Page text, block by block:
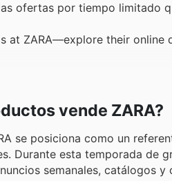
ofertas por tiempo limitado
at ZARA—explore their online
vende ZARA?
se posiciona como un
Durante esta temporada de
semanales, catálogos